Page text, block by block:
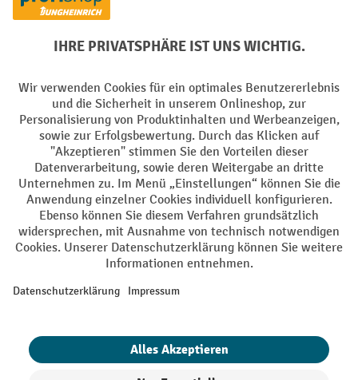
Soziale Netzwerke
Impressum Datenschutz
Barrierefreiheit Privacy Settings
Alle Preise exkl. gesetzl. Mehrwertsteuer zzgl.Versandkostenund ggf.
Nachnahmegebühren, wenn nicht anders angegeben.
¹ Der Rabatt gilt so lange der Vorrat reicht. Der Rabatt gilt nicht auf
oder Gutscheinen ist nicht möglich. | ² Der Rabatt wird einmalig bei
eingelöst werden. Die Höhe des Rabatts variiert je nach
Produktkategorie und beträgt bis zu 10 % (10 % auf Lager, Umwelt,